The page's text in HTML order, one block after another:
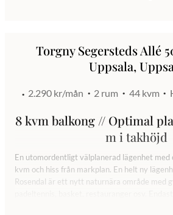
Torgny Segersteds Allé
Uppsala,
2.290 kr/mån 2 rum 44 kvm
8 kvm balkong // Optimal
m i takhöjd
En utomordentligt välplanerad lägenhet med
kvm och hiss från markplan. En helt ny
Rosendal är ett nytt naturnära område med